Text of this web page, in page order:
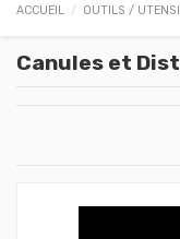
ACCUEIL OUTILS /
Canules et